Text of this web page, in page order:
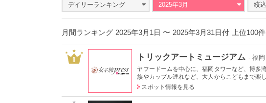
デイリーランキング 2025年3月 絞
月間ランキング 2025年3月1日 〜 2025年3月31日付 上位100
1 トリックアートミュージアム - 福
ヤフードームを中心に、福岡タワーなど、博多
族やカップル連れなど、大人からこどもまで楽
スポット情報を見る